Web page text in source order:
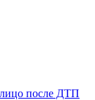
после ДТП